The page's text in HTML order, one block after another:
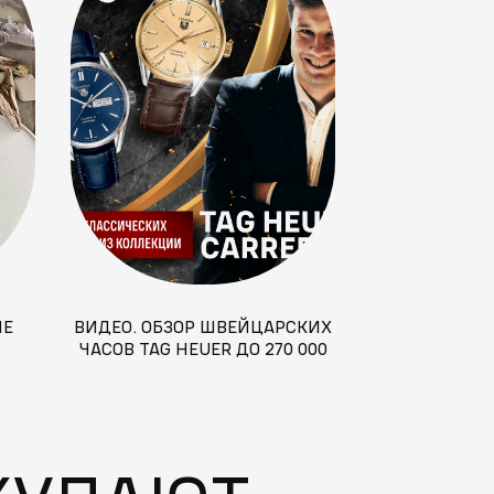
ВИДЕО. ОБЗОР ШВЕЙЦАРСКИХ
ЧАСОВ TAG HEUER ДО 270 000